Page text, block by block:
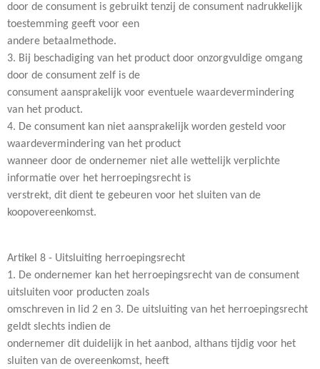
door de consument is gebruikt tenzij de consument nadrukkelijk
toestemming geeft voor een
andere betaalmethode.
3. Bij beschadiging van het product door onzorgvuldige omgang
door de consument zelf is de
consument aansprakelijk voor eventuele waardevermindering
van het product.
4. De consument kan niet aansprakelijk worden gesteld voor
waardevermindering van het product
wanneer door de ondernemer niet alle wettelijk verplichte
informatie over het herroepingsrecht is
verstrekt, dit dient te gebeuren voor het sluiten van de
koopovereenkomst.
Artikel 8 - Uitsluiting herroepingsrecht
1. De ondernemer kan het herroepingsrecht van de consument
uitsluiten voor producten zoals
omschreven in lid 2 en 3. De uitsluiting van het herroepingsrecht
geldt slechts indien de
ondernemer dit duidelijk in het aanbod, althans tijdig voor het
sluiten van de overeenkomst, heeft